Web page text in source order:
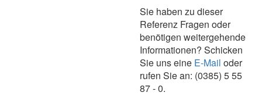
Sie haben zu dieser
Referenz Fragen oder
benötigen weitergehende
Informationen? Schicken
Sie uns eine E-Mail oder
rufen Sie an: (0385) 5 55
87 - 0.